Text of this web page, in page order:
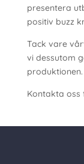
presentera
positiv buzz
Tack vare
vi dessutom
produktionen.
Kontakta oss